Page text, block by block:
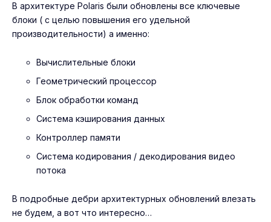
В архитектуре Polaris были обновлены все ключевые
блоки ( с целью повышения его удельной
производительности) а именно:
Вычислительные блоки
Геометрический процессор
Блок обработки команд
Система кэширования данных
Контроллер памяти
Система кодирования / декодирования видео
потока
В подробные дебри архитектурных обновлений влезать
не будем, а вот что интересно…